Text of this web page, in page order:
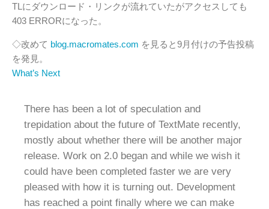
TLにダウンロード・リンクが流れていたがアクセスしても
403 ERRORになった。
◇改めて blog.macromates.com を見ると9月付けの予告投稿
を発見。
What’s Next
There has been a lot of speculation and
trepidation about the future of TextMate recently,
mostly about whether there will be another major
release. Work on 2.0 began and while we wish it
could have been completed faster we are very
pleased with how it is turning out. Development
has reached a point finally where we can make